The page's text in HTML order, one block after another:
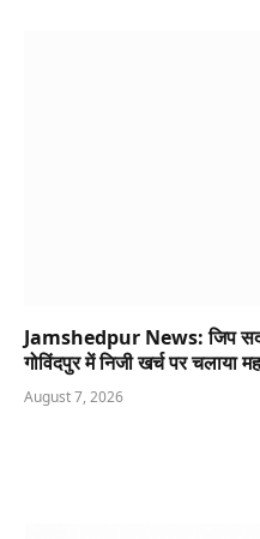
Jamshedpur News: जिप
गोविंदपुर में निजी खर्च पर चलाया
August 7, 2026